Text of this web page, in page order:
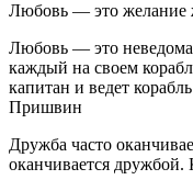
Любовь — это желание
Любовь — это
каждый на своем
капитан и ведет
Пришвин
Дружба часто
оканчивается дружбой.